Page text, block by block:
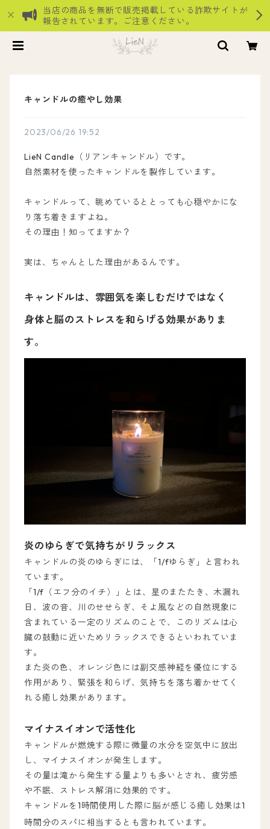
当店の商品を無断で販売掲載している詐欺サイトが
報告されています。ご注意ください。
キャンドルの癒やし効果
2023/06/26 19:52
LieN Candle（リアンキャンドル）です。
自然素材を使ったキャンドルを製作しています。
キャンドルって、眺めているととっても心穏やかにな
り落ち着きますよね。
その理由！知ってますか？
実は、ちゃんとした理由があるんです。
キャンドルは、雰囲気を楽しむだけではなく
身体と脳のストレスを和らげる効果がありま
す。
炎のゆらぎで気持ちがリラックス
キャンドルの炎のゆらぎには、「1/fゆらぎ」と言われ
ています。
「1/f（エフ分のイチ）」とは、星のまたたき、木漏れ
日、波の音、川のせせらぎ、そよ風などの自然現象に
含まれている一定のリズムのことで、このリズムは心
臓の鼓動に近いためリラックスできるといわれていま
す。
また炎の色、オレンジ色には副交感神経を優位にする
作用があり、緊張を和らげ、気持ちを落ち着かせてく
れる癒し効果があります。
マイナスイオンで活性化
キャンドルが燃焼する際に微量の水分を空気中に放出
し、マイナスイオンが発生します。
その量は滝から発生する量よりも多いとされ、疲労感
や不眠、ストレス解消に効果的です。
キャンドルを1時間使用した際に脳が感じる癒し効果は1
時間分のスパに相当するとも言われています。